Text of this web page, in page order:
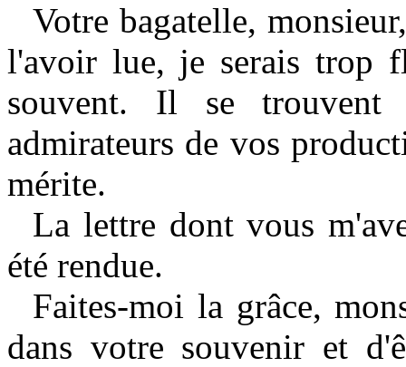
Votre bagatelle,
l'avoir lue, je serais trop
souvent. Il se trouvent
admirateurs de vos
mérite.
La lettre dont vous
été rendue.
Faites-moi la grâce,
dans votre souvenir et